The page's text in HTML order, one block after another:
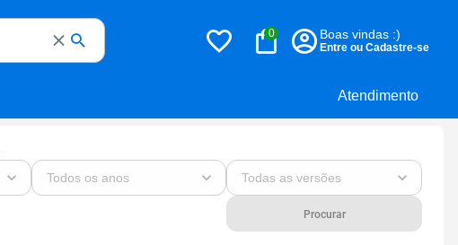
Atendimento
0 Boas vindas :)
Entre ou Cadastre-se
Procurar